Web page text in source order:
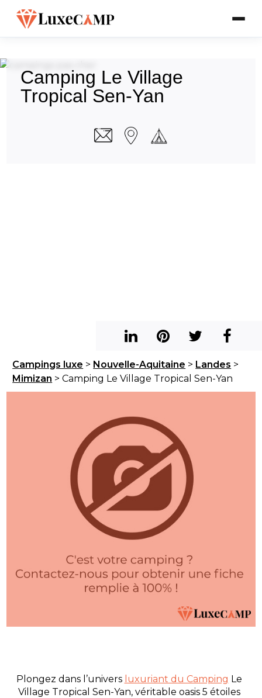
Camping Le Village
Tropical Sen-Yan
Campings luxe > Nouvelle-Aquitaine > Landes >
Mimizan > Camping Le Village Tropical Sen-Yan
Plongez dans l’univers luxuriant du Camping Le
Village Tropical Sen-Yan, véritable oasis 5 étoiles